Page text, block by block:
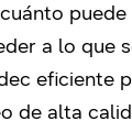
a lo que
eficiente
de alta